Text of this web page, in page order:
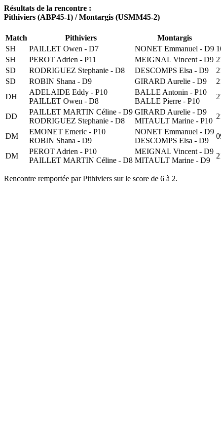
Résultats de la rencontre :
Pithiviers (ABP45-1) / Montargis (USMM45-2)
Match Pithiviers
Montargis
SH
PAILLET Owen - D7 NONET Emmanuel - D9
SH
PEROT Adrien - P11 MEIGNAL Vincent - D9
SD
RODRIGUEZ Stephanie - D8 DESCOMPS Elsa - D9
SD
ROBIN Shana - D9 GIRARD Aurelie - D9
DH
ADELAIDE Eddy - P10
PAILLET Owen - D8
BALLE Antonin - P10
BALLE Pierre - P10
DD
PAILLET MARTIN Céline - D9
RODRIGUEZ Stephanie - D8
GIRARD Aurelie - D9
MITAULT Marine - P10
DM
EMONET Emeric - P10
ROBIN Shana - D9
NONET Emmanuel - D9
DESCOMPS Elsa - D9
DM
PEROT Adrien - P10
PAILLET MARTIN Céline - D8
MEIGNAL Vincent - D9
MITAULT Marine - D9
Rencontre remportée par Pithiviers sur le score de 6 à 2.